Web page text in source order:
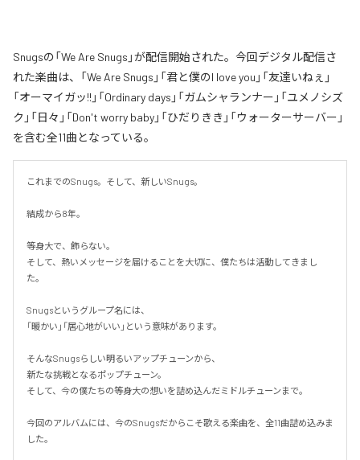
Snugsの「We Are Snugs」が配信開始された。今回デジタル配信さ
れた楽曲は、「We Are Snugs」「君と僕のI love you」「友達いねぇ」
「オーマイガッ!!」「Ordinary days」「ガムシャランナー」「ユメノシズ
ク」「日々」「Don't worry baby」「ひだりきき」「ウォーターサーバー」
を含む全11曲となっている。
これまでのSnugs。そして、新しいSnugs。
結成から8年。
等身大で、飾らない。
そして、熱いメッセージを届けることを大切に、僕たちは活動してきまし
た。
Snugsというグループ名には、
「暖かい」「居心地がいい」という意味があります。
そんなSnugsらしい明るいアップチューンから、
新たな挑戦となるポップチューン。
そして、今の僕たちの等身大の想いを詰め込んだミドルチューンまで。
今回のアルバムには、今のSnugsだからこそ歌える楽曲を、全11曲詰め込みま
した。